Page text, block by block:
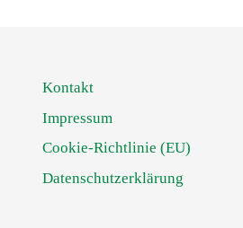
Kontakt
Impressum
Cookie-Richtlinie (EU)
Datenschutzerklärung